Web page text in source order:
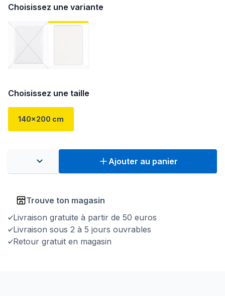
Choisissez une variante
Choisissez une taille
140x200 cm
Ajouter au panier
Trouve ton magasin
Livraison gratuite à partir de 50 euros
Livraison sous 2 à 5 jours ouvrables
Retour gratuit en magasin